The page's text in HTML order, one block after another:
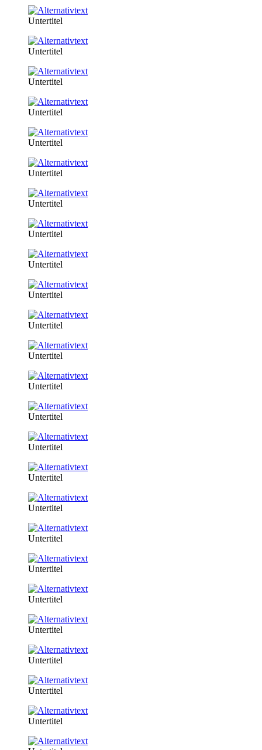
Untertitel
Untertitel
Untertitel
Untertitel
Untertitel
Untertitel
Untertitel
Untertitel
Untertitel
Untertitel
Untertitel
Untertitel
Untertitel
Untertitel
Untertitel
Untertitel
Untertitel
Untertitel
Untertitel
Untertitel
Untertitel
Untertitel
Untertitel
Untertitel